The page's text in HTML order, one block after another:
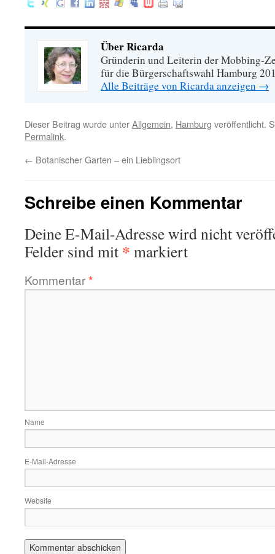
Über Ricarda
Gründerin und Leiterin der Mobbing-
für die Bürgerschaftswahl Hamburg
Alle Beiträge von Ricarda anzeigen →
Dieser Beitrag wurde unterAllgemein, Hamburg veröffentlicht.
Permalink.
← Botanischer Garten – ein Lieblingsort
Schreibe einen Kommentar
Deine E-Mail-Adresse wird nicht
Felder sind mit * markiert
Kommentar*
Name
E-Mail-Adresse
Website